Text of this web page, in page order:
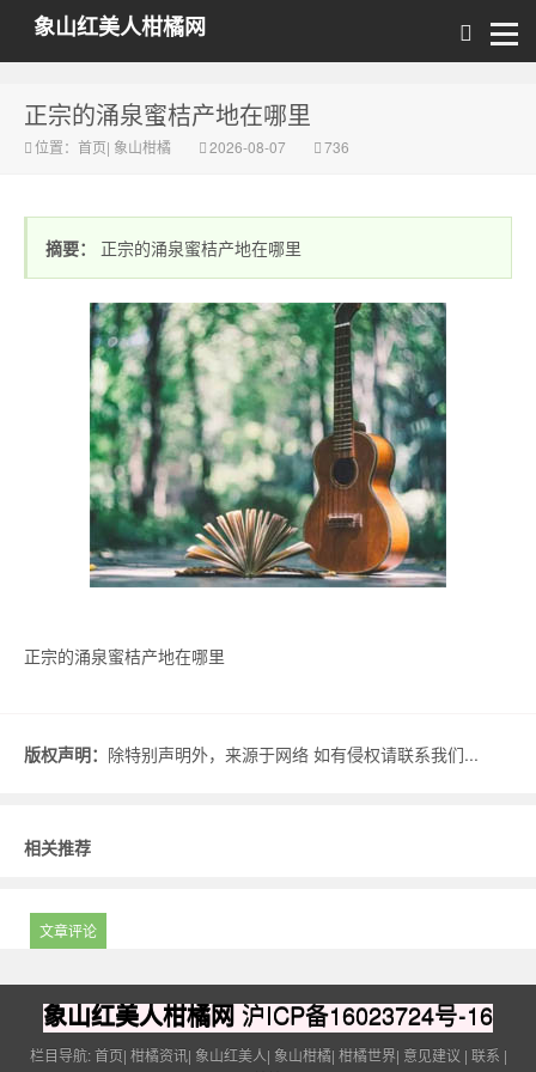
象山红美人柑橘网
正宗的涌泉蜜桔产地在哪里
位置： 首页| 象山柑橘 2026-08-07 736
摘要： 正宗的涌泉蜜桔产地在哪里
正宗的涌泉蜜桔产地在哪里
版权声明： 除特别声明外，来源于网络 如有侵权请联系我们...
相关推荐
文章评论
象山红美人柑橘网沪ICP备16023724号-16
栏目导航:首页| 柑橘资讯| 象山红美人| 象山柑橘| 柑橘世界| 意见建议 | 联系 |